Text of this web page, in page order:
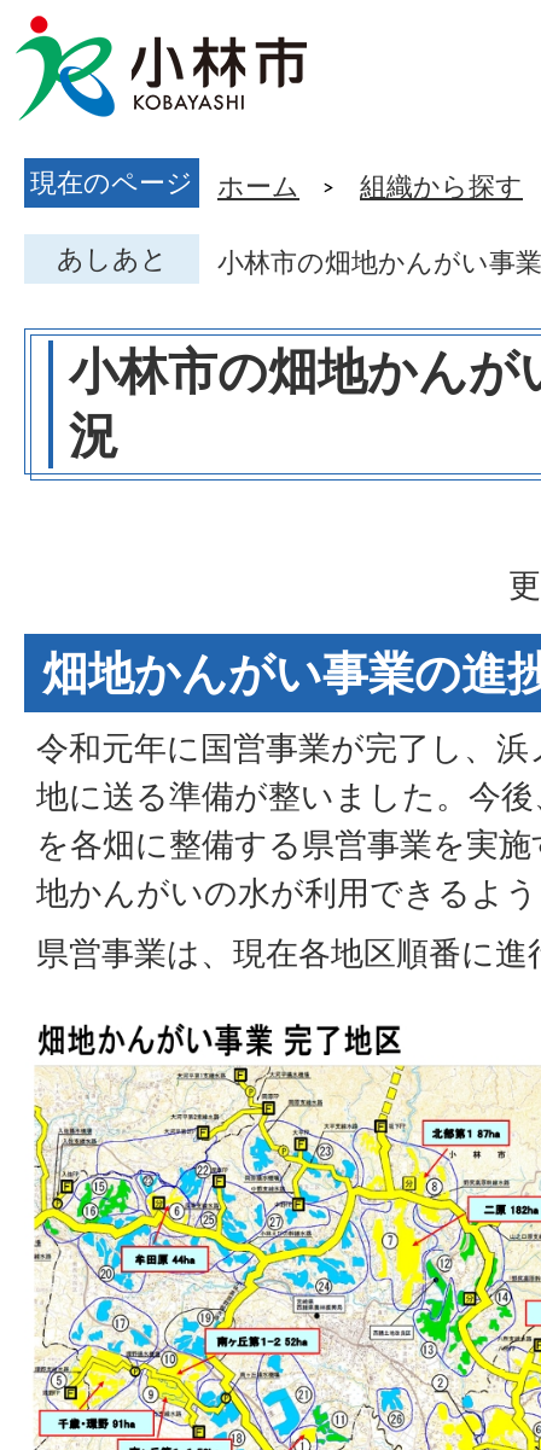
現在のページ ホーム 組織から探す
あしあと 小林市の畑地かんがい事
小林市の畑地かんが
況
畑地かんがい事業の進
令和元年に国営事業が完了し、
地に送る準備が整いました。今
を各畑に整備する県営事業を実
地かんがいの水が利用できるよ
県営事業は、現在各地区順番に進